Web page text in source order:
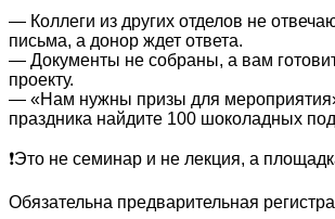
— Коллеги из других отделов не
письма, а донор ждет ответа.
— Документы не собраны, а вам
проекту.
— «Нам нужны призы для
праздника найдите 100 шоколадных
❗️Это не семинар и не лекция, а
Обязательна предварительная